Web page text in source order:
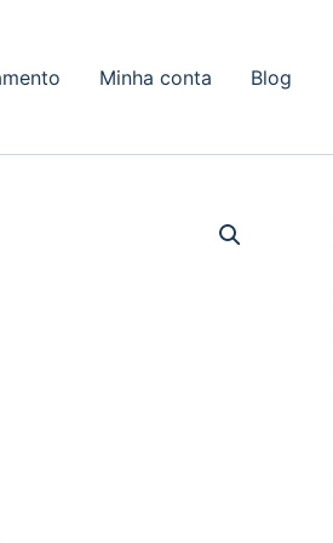
Minha conta Blog